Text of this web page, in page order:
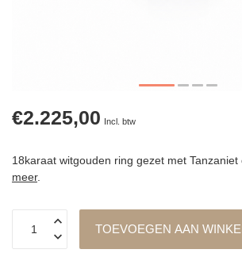
€2.225,00 Incl. btw
18karaat witgouden ring gezet met Tanzaniet
meer.
TOEVOEGEN AAN